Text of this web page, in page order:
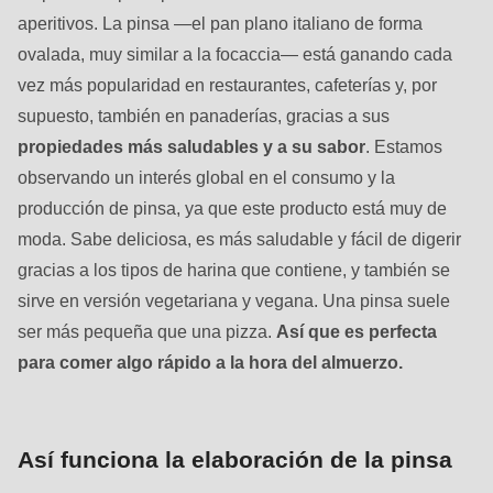
597
of
modules/custom/rondo_contact/src/ContactService.php
aperitivos. La pinsa —el pan plano italiano de forma
ovalada, muy similar a la focaccia— está ganando cada
vez más popularidad en restaurantes, cafeterías y, por
supuesto, también en panaderías, gracias a sus
propiedades más saludables y a su sabor. Estamos
observando un interés global en el consumo y la
producción de pinsa, ya que este producto está muy de
moda. Sabe deliciosa, es más saludable y fácil de digerir
gracias a los tipos de harina que contiene, y también se
sirve en versión vegetariana y vegana. Una pinsa suele
ser más pequeña que una pizza. Así que es perfecta
para comer algo rápido a la hora del almuerzo.
Así funciona la elaboración de la pinsa